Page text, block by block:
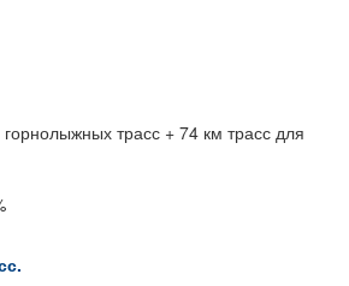
трасс + 74 км трасс для